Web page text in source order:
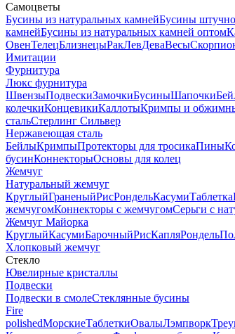
Самоцветы
Бусины из натуральных камнейБусины штучно
камнейБусины из натуральных камней оптом
ОвенТелецБлизнецыРакЛевДеваВесы
Имитации
Фурнитура
Люкс фурнитура
ШвензыПодвескиЗамочкиБусиныШапочки
колечкиКонцевикиКаллотыКримпы и
стальСтерлинг Сильвер
Нержавеющая сталь
БейлыКримпыПротекторы для тросикаПины
бусинКоннекторыОсновы для колец
Жемчуг
Натуральный жемчуг
КруглыйГраненыйРисРондельКасумиТаблетка
жемчугомКоннекторы с жемчугомСерьги с
Жемчуг Майорка
КруглыйКасумиБарочныйРисКапляРондель
Хлопковый жемчуг
Стекло
Ювелирные кристаллы
Подвески
Подвески в смолеСтеклянные бусины
Fire
polishedМорскиеТаблеткиОвалыЛэмпворк